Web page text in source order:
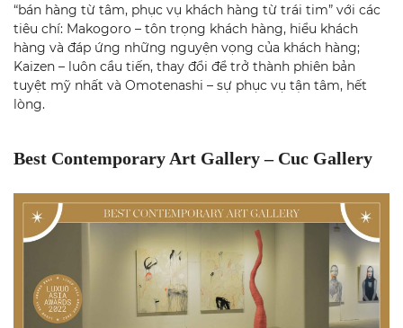
“bán hàng từ tâm, phục vụ khách hàng từ trái tim” với các
tiêu chí: Makogoro – tôn trọng khách hàng, hiểu khách
hàng và đáp ứng những nguyện vọng của khách hàng;
Kaizen – luôn cầu tiến, thay đổi để trở thành phiên bản
tuyệt mỹ nhất và Omotenashi – sự phục vụ tận tâm, hết
lòng.
Best Contemporary Art Gallery – Cuc Gallery